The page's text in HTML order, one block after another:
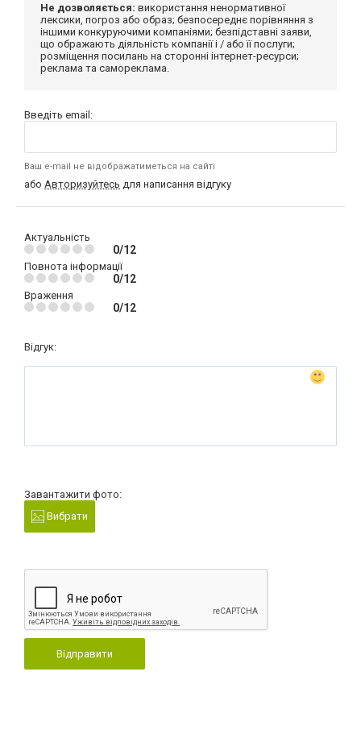
Не дозволяється: використання ненормативної
лексики, погроз або образ; безпосереднє порівняння з
іншими конкуруючими компаніями; безпідставні заяви,
що ображають діяльність компанії і / або її послуги;
розміщення посилань на сторонні інтернет-ресурси;
реклама та самореклама.
Введіть email:
Ваш e-mail не відображатиметься на сайті
або Авторизуйтесь для написання відгуку
Актуальність
0/12
Повнота інформації
0/12
Враження
0/12
Відгук:
Завантажити фото:
Вибрати
Відправити